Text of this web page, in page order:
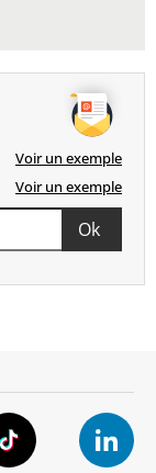
Voir un exemple
Voir un exemple